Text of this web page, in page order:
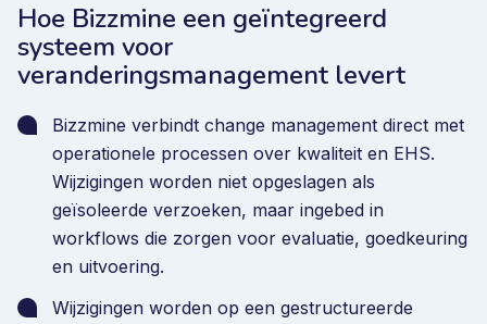
Hoe Bizzmine een geïntegreerd
systeem voor
veranderingsmanagement levert
Bizzmine verbindt change management direct met
operationele processen over kwaliteit en EHS.
Wijzigingen worden niet opgeslagen als
geïsoleerde verzoeken, maar ingebed in
workflows die zorgen voor evaluatie, goedkeuring
en uitvoering.
Wijzigingen worden op een gestructureerde